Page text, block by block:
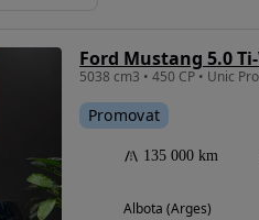
Ford Mustang 5.0 Ti-
Promovat
135 000 km
Albota (Arges)